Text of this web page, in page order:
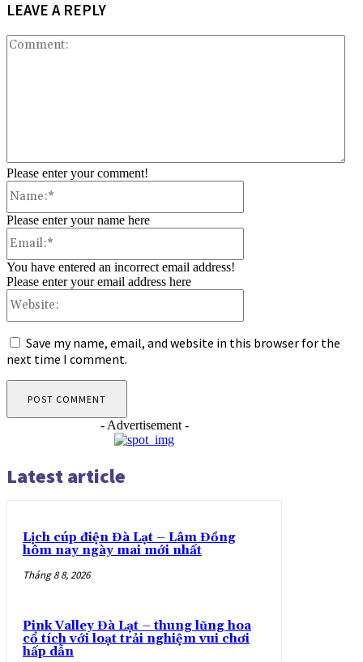
LEAVE A REPLY
Please enter your comment!
Please enter your name here
You have entered an incorrect email address!
Please enter your email address here
Save my name, email, and website in this browser for the
next time I comment.
- Advertisement -
Latest article
Lịch cúp điện Đà Lạt – Lâm Đồng
hôm nay ngày mai mới nhất
Tháng 8 8, 2026
Pink Valley Đà Lạt – thung lũng hoa
cổ tích với loạt trải nghiệm vui chơi
hấp dẫn